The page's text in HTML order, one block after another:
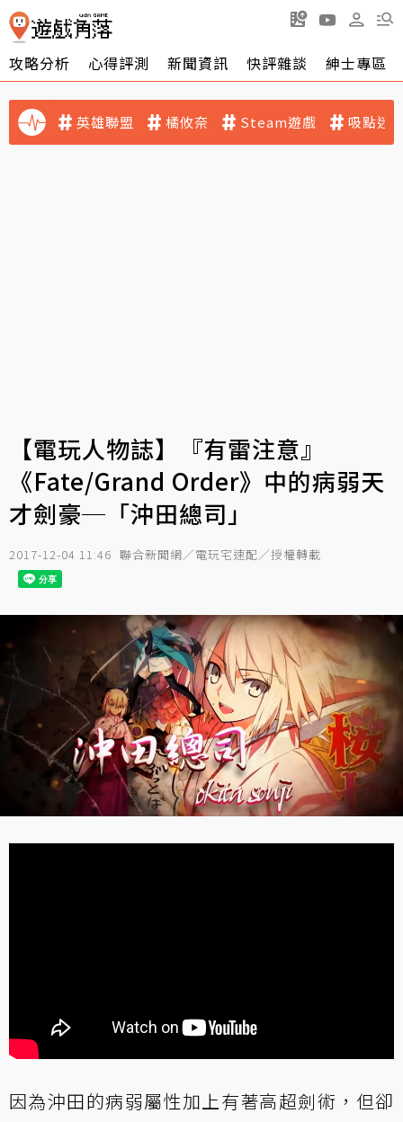
攻略分析 心得評測 新聞資訊 快評雜談 紳士專區
英雄聯盟 橘攸奈 Steam遊戲 吸點迷
【電玩人物誌】『有雷注意』
《Fate/Grand Order》中的病弱天
才劍豪─「沖田總司」
2017-12-04 11:46 聯合新聞網／電玩宅速配／授權轉載
因為沖田的病弱屬性加上有著高超劍術，但卻